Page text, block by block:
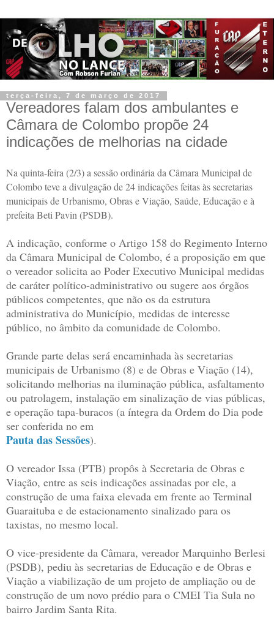
terça-feira, 7 de março de 2017
Vereadores falam dos ambulantes e
Câmara de Colombo propõe 24
indicações de melhorias na cidade
Na quinta-feira (2/3) a sessão ordinária da Câmara Municipal de
Colombo teve a divulgação de 24 indicações feitas às secretarias
municipais de Urbanismo, Obras e Viação, Saúde, Educação e à
prefeita Beti Pavin (PSDB).
A indicação, conforme o Artigo 158 do Regimento Interno
da Câmara Municipal de Colombo, é a proposição em que
o vereador solicita ao Poder Executivo Municipal medidas
de caráter político-administrativo ou sugere aos órgãos
públicos competentes, que não os da estrutura
administrativa do Município, medidas de interesse
público, no âmbito da comunidade de Colombo.
Grande parte delas será encaminhada às secretarias
municipais de Urbanismo (8) e de Obras e Viação (14),
solicitando melhorias na iluminação pública, asfaltamento
ou patrolagem, instalação em sinalização de vias públicas,
e operação tapa-buracos (a íntegra da Ordem do Dia pode
ser conferida no em
Pauta das Sessões).
O vereador Issa (PTB) propôs à Secretaria de Obras e
Viação, entre as seis indicações assinadas por ele, a
construção de uma faixa elevada em frente ao Terminal
Guaraituba e de estacionamento sinalizado para os
taxistas, no mesmo local.
O vice-presidente da Câmara, vereador Marquinho Berlesi
(PSDB), pediu às secretarias de Educação e de Obras e
Viação a viabilização de um projeto de ampliação ou de
construção de um novo prédio para o CMEI Tia Sula no
bairro Jardim Santa Rita.